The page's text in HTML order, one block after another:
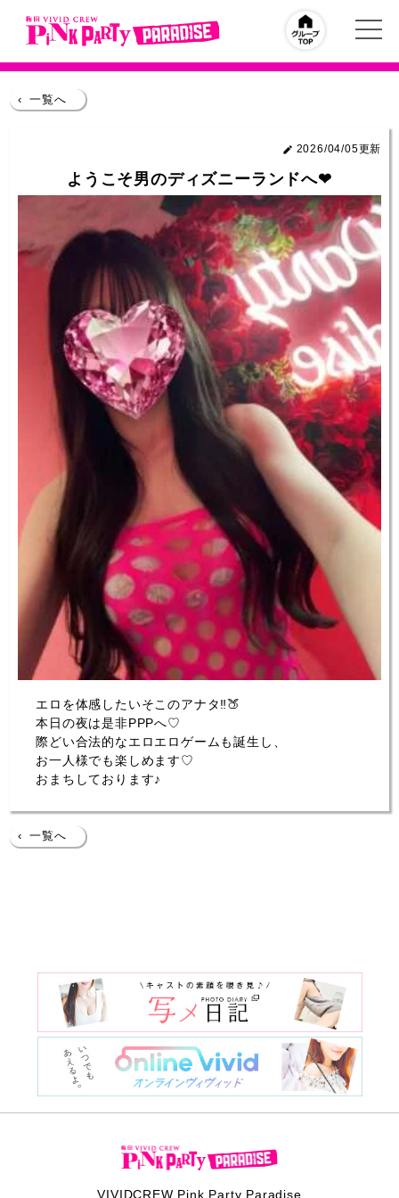
‹ 一覧へ
2026/04/05更新
ようこそ男のディズニーランドへ❤
エロを体感したいそこのアナタ‼🍑
本日の夜は是非PPPへ♡
際どい合法的なエロエロゲームも誕生し、
お一人様でも楽しめます♡
おまちしております♪
‹ 一覧へ
VIVIDCREW Pink Party Paradise